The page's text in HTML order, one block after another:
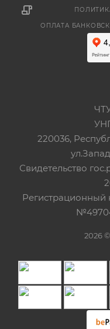
ОПЛАТА
220036,
Свидетельство
Регистрационный
2026